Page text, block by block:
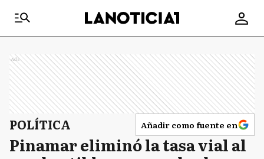
Ads
POLÍTICA Añadir como fuente en
Pinamar eliminó la tasa vial al